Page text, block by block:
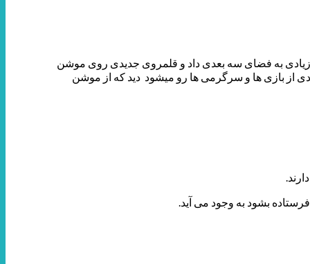
زیادی به فضای سه بعدی داد و قلمروی جدیدی روی موشن
زیادی از بازی ها و سرگرمی ها رو میشود دید که از موشن
بشود به وجود می آید.